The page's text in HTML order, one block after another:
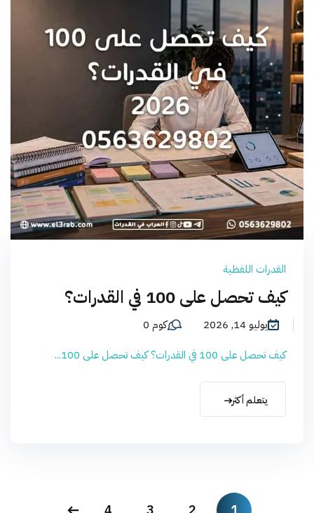
القدرات اللفظية
كيف تحصل على 100 في القدرات؟
يوليو 14, 2026
كوم 0
كيف تحصل على 100 في القدرات؟ كيف تحصل على 100...
يتعلم أكثر